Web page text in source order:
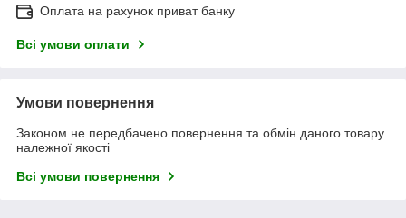
Оплата на рахунок приват банку
Всі умови оплати
Умови повернення
Законом не передбачено повернення та обмін даного товару
належної якості
Всі умови повернення